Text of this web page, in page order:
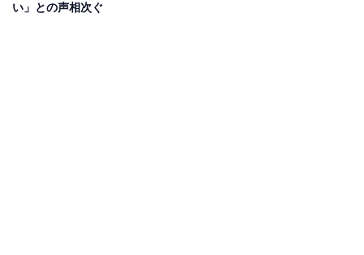
い」との声相次ぐ